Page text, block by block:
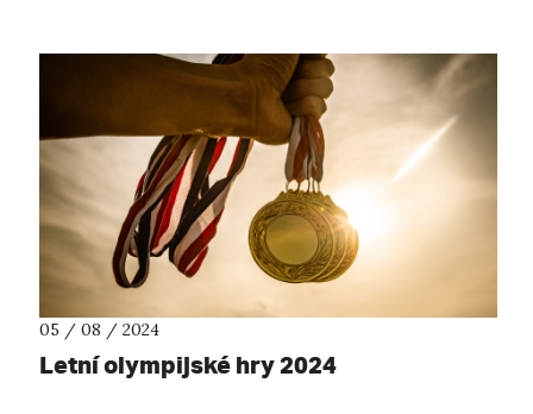
05 / 08 / 2024
Letní olympijské hry 2024